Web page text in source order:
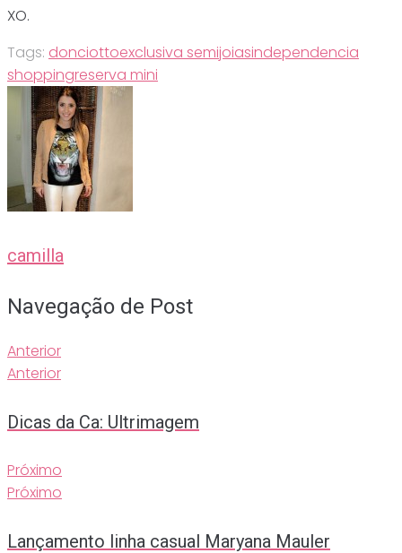
XO.
Tags: donciottoexclusiva semijoiasindependencia
shoppingreserva mini
camilla
Navegação de Post
Anterior
Anterior
Dicas da Ca: Ultrimagem
Próximo
Próximo
Lançamento linha casual Maryana Mauler